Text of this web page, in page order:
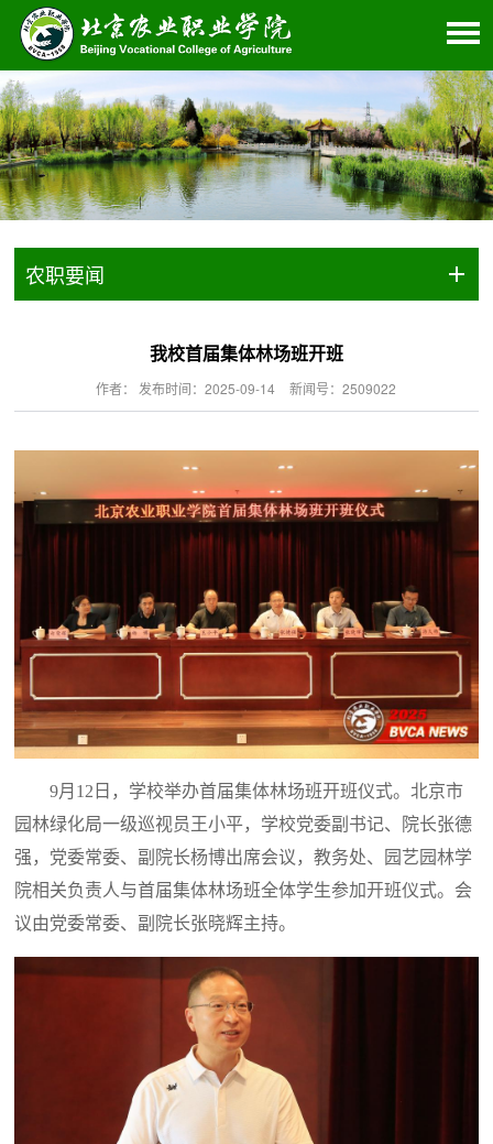
农职要闻
我校首届集体林场班开班
作者： 发布时间：2025-09-14 新闻号：2509022
9月12日，学校举办首届集体林场班开班仪式。北京市
园林绿化局一级巡视员王小平，学校党委副书记、院长张德
强，党委常委、副院长杨博出席会议，教务处、园艺园林学
院相关负责人与首届集体林场班全体学生参加开班仪式。会
议由党委常委、副院长张晓辉主持。